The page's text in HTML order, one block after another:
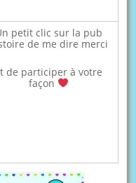
petit clic sur la pub
de me dire merci
de participer à votre
façon